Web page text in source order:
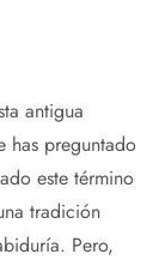
antigua
has preguntado
este término
tradición
Pero,